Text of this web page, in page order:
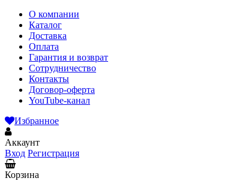
О компании
Каталог
Доставка
Оплата
Гарантия и возврат
Сотрудничество
Контакты
Договор-оферта
YouTube-канал
Избранное
Аккаунт
Вход Регистрация
Корзина